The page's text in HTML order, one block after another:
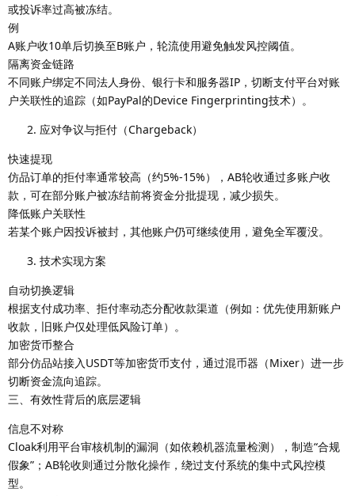
或投诉率过高被冻结。
例
A账户收10单后切换至B账户，轮流使用避免触发风控阈值。
隔离资金链路
不同账户绑定不同法人身份、银行卡和服务器IP，切断支付平台对账
户关联性的追踪（如PayPal的Device Fingerprinting技术）。
应对争议与拒付（Chargeback）
快速提现
仿品订单的拒付率通常较高（约5%-15%），AB轮收通过多账户收
款，可在部分账户被冻结前将资金分批提现，减少损失。
降低账户关联性
若某个账户因投诉被封，其他账户仍可继续使用，避免全军覆没。
技术实现方案
自动切换逻辑
根据支付成功率、拒付率动态分配收款渠道（例如：优先使用新账户
收款，旧账户仅处理低风险订单）。
加密货币整合
部分仿品站接入USDT等加密货币支付，通过混币器（Mixer）进一步
切断资金流向追踪。
三、有效性背后的底层逻辑
信息不对称
Cloak利用平台审核机制的漏洞（如依赖机器流量检测），制造“合规
假象”；AB轮收则通过分散化操作，绕过支付系统的集中式风控模
型。